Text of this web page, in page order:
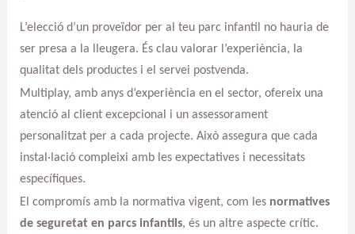
L’elecció d’un proveïdor per al teu parc infantil no hauria de
ser presa a la lleugera. És clau valorar l’experiència, la
qualitat dels productes i el servei postvenda.
Multiplay, amb anys d’experiència en el sector, ofereix una
atenció al client excepcional i un assessorament
personalitzat per a cada projecte. Això assegura que cada
instal·lació compleixi amb les expectatives i necessitats
específiques.
El compromís amb la normativa vigent, com les normatives
de seguretat en parcs infantils, és un altre aspecte crític.